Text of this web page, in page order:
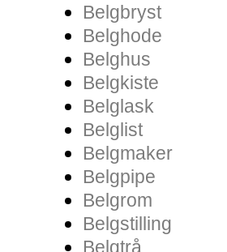
Belgbryst
Belghode
Belghus
Belgkiste
Belglask
Belglist
Belgmaker
Belgpipe
Belgrom
Belgstilling
Belgtrå